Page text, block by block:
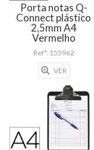
Porta notas Q-
Connect plástico
2,5mm A4
Vermelho
Refª: 155962
VER